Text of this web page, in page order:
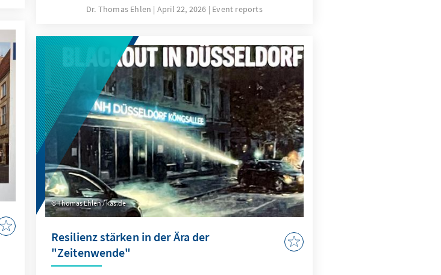
Adenauer-Stiftung in Dieblich. Ehrenamtliche
zwei Tage lang mit Erscheinungsformen, Strategien
und Gegenmaßnahmen auseinander
Dr. Thomas Ehlen April 22, 2026 Event reports
Thomas Ehlen / kas.de
Resilienz stärken in der Ära der
"Zeitenwende"